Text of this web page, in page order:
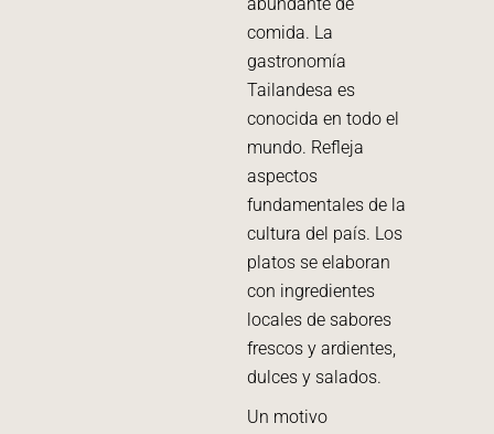
comida. La
gastronomía
Tailandesa es
conocida en todo el
mundo. Refleja
aspectos
fundamentales de la
cultura del país. Los
platos se elaboran
con ingredientes
locales de sabores
frescos y ardientes,
dulces y salados.
Un motivo